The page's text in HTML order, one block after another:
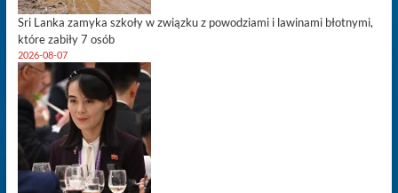
Sri Lanka zamyka szkoły w związku z powodziami i lawinami błotnymi,
które zabiły 7 osób
2026-08-07